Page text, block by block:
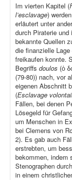
Im vierten Kapitel (
l’esclavage)
erläutert unter
durch Piraterie
bekannte Quellen
die finanzielle
freikaufen konnte.
Begriffs doulos (ὁ
(79-80)) nach, vor
eigenen Abschnitt
(Esclavage
Fällen, bei denen
Lösegeld für
um Menschen in
bei Clemens von
2). Es gab auch
erstrebten, um
bekommen, indem
Stenographen
in einem